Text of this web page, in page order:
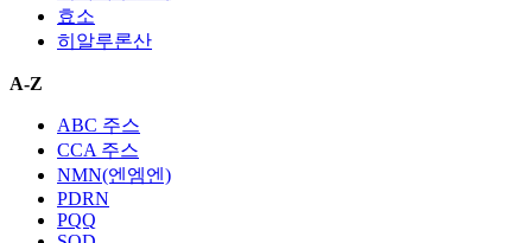
효소
히알루론산
A-Z
ABC 주스
CCA 주스
NMN(엔엠엔)
PDRN
PQQ